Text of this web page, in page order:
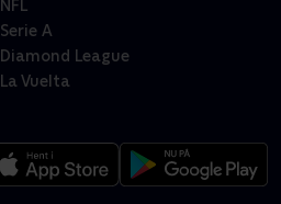
NFL
Serie A
Diamond League
La Vuelta